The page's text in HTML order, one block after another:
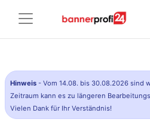
Hinweis - Vom 14.08. bis 30.08.2026 sind
Zeitraum kann es zu längeren
Vielen Dank für Ihr Verständnis!